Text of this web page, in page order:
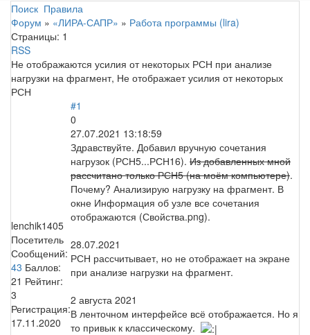
Поиск Правила
Форум » «ЛИРА-САПР» » Работа программы (lira)
Страницы: 1
RSS
Не отображаются усилия от некоторых РСН при анализе
нагрузки на фрагмент, Не отображает усилия от некоторых
РСН
lenchik1405
Посетитель
Сообщений:
43 Баллов:
21 Рейтинг:
3
Регистрация:
17.11.2020
#1
0
27.07.2021 13:18:59
Здравствуйте. Добавил вручную сочетания
нагрузок (РСН5...РСН16). Из добавленных мной
рассчитано только РСН5 (на моём компьютере).
Почему? Анализирую нагрузку на фрагмент. В
окне Информация об узле все сочетания
отображаются (Свойства.png).
28.07.2021
РСН рассчитывает, но не отображает на экране
при анализе нагрузки на фрагмент.
2 августа 2021
В ленточном интерфейсе всё отображается. Но я
то привык к классическому.